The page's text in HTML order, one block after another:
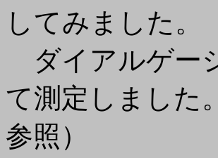
してみました。
ダイアルゲー
て測定しました
参照）